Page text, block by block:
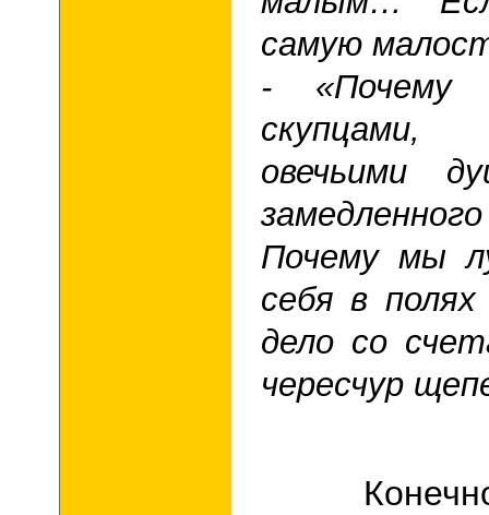
самую
- «Почему
скупцами,
овечьими
Почему мы
себя в
дело со
чересчур
Конечно,